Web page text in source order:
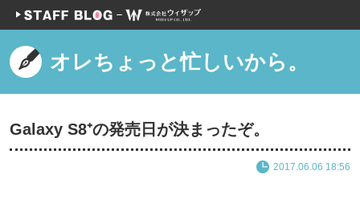
オレちょっと忙しいから。
Galaxy S8⁺の発売日が決まったぞ。
2017.06.06 18:56